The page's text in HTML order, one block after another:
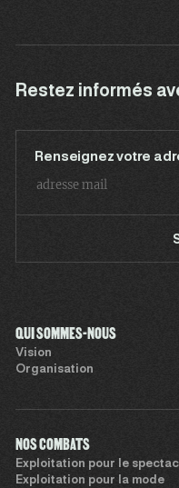
Restez informés
Renseignez votre
QUI SOMMES-NOUS
Vision
Organisation
NOS COMBATS
Exploitation pour le
Exploitation pour la mode